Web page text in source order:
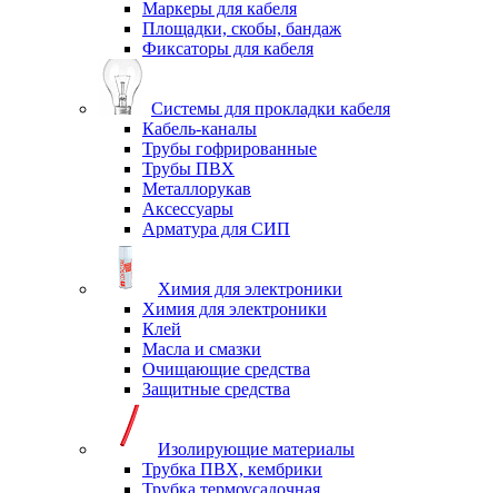
Маркеры для кабеля
Площадки, скобы, бандаж
Фиксаторы для кабеля
Системы для прокладки кабеля
Кабель-каналы
Трубы гофрированные
Трубы ПВХ
Металлорукав
Аксессуары
Арматура для СИП
Химия для электроники
Химия для электроники
Клей
Масла и смазки
Очищающие средства
Защитные средства
Изолирующие материалы
Трубка ПВХ, кембрики
Трубка термоусадочная